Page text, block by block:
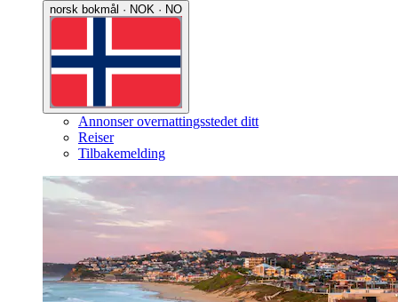
norsk bokmål · NOK · NO
Annonser overnattingsstedet ditt
Reiser
Tilbakemelding